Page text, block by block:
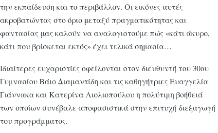
την εκπαίδευση και το περιβάλλον. Οι εικόνες αυτές
ακροβατώντας στο όριο μεταξύ πραγματικότητας και
φαντασίας μας καλούν να αναλογιστούμε πώς «κάτι άκυρο,
κάτι που βρίσκεται εκτός» έχει τελικά σημασία…
Ιδιαίτερες ευχαριστίες οφείλονται στον διευθυντή του 30ου
Γυμνασίου Βάιο Διαμαντίδη και τις καθηγήτριες Ευαγγελία
Γιάννακα και Κατερίνα Λιολιοπούλου η πολύτιμη βοήθειά
των οποίων συνέβαλε αποφασιστικά στην επιτυχή διεξαγωγή
του προγράμματος.